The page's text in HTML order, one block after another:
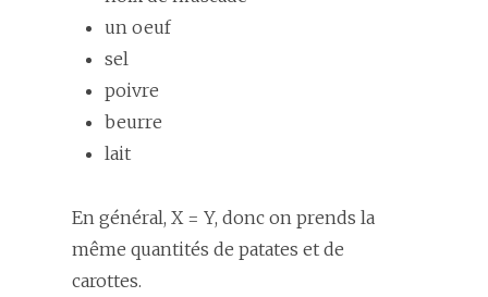
un oeuf
sel
poivre
beurre
lait
En général, X = Y, donc on prends la
même quantités de patates et de
carottes.